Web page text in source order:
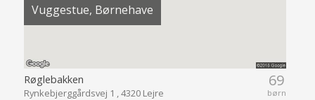
Vuggestue, Børnehave
69
børn
Røglebakken
Rynkebjerggårdsvej 1 , 4320 Lejre